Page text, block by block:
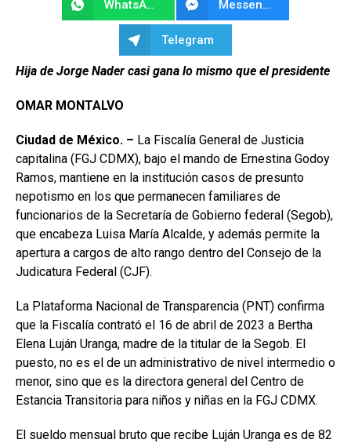
WhatsApp Messenger
Telegram
Hija de Jorge Nader casi gana lo mismo que el presidente
OMAR MONTALVO
Ciudad de México. – La Fiscalía General de Justicia
capitalina (FGJ CDMX), bajo el mando de Ernestina Godoy
Ramos, mantiene en la institución casos de presunto
nepotismo en los que permanecen familiares de
funcionarios de la Secretaría de Gobierno federal (Segob),
que encabeza Luisa María Alcalde, y además permite la
apertura a cargos de alto rango dentro del Consejo de la
Judicatura Federal (CJF).
La Plataforma Nacional de Transparencia (PNT) confirma
que la Fiscalía contrató el 16 de abril de 2023 a Bertha
Elena Luján Uranga, madre de la titular de la Segob. El
puesto, no es el de un administrativo de nivel intermedio o
menor, sino que es la directora general del Centro de
Estancia Transitoria para niños y niñas en la FGJ CDMX.
El sueldo mensual bruto que recibe Luján Uranga es de 82